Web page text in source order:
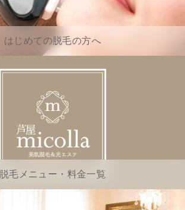
はじめての脱毛の方へ
脱毛メニュー・料金一覧